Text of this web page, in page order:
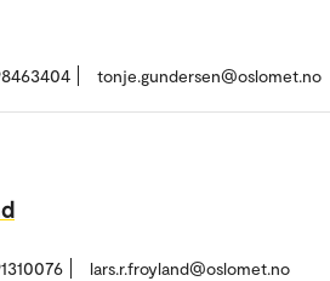
tonje.gundersen@oslomet.no
lars.r.froyland@oslomet.no